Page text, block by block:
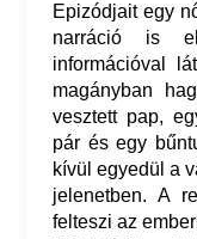
Epizódjait egy
narráció is
információval
magányban
vesztett pap,
pár és egy
kívül egyedül a
jelenetben. A
felteszi az